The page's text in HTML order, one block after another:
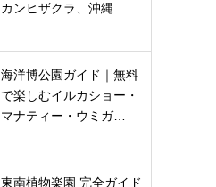
カンヒザクラ、沖縄…
海洋博公園ガイド｜無料
で楽しむイルカショー・
マナティー・ウミガ…
東南植物楽園 完全ガイド